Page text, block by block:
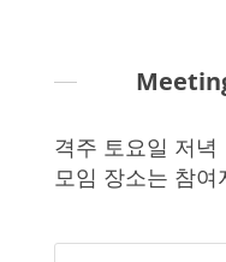
격주 토요일 저녁
모임 장소는 참